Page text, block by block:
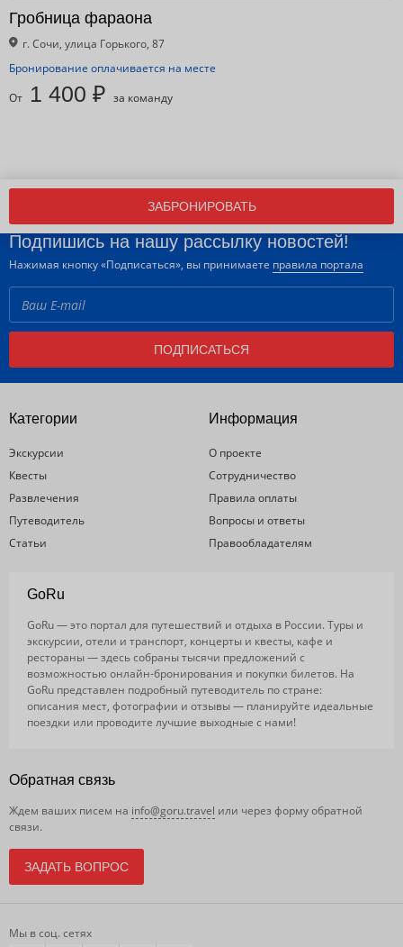
Гробница фараона
г. Сочи, улица Горького, 87
Бронирование оплачивается на месте
От 1 400 ₽ за команду
ЗАБРОНИРОВАТЬ
Подпишись на нашу рассылку новостей!
Нажимая кнопку «Подписаться», вы принимаете правила портала
ПОДПИСАТЬСЯ
Категории
Экскурсии
Квесты
Развлечения
Путеводитель
Статьи
Информация
О проекте
Сотрудничество
Правила оплаты
Вопросы и ответы
Правообладателям
GoRu
GoRu — это портал для путешествий и отдыха в России. Туры и
экскурсии, отели и транспорт, концерты и квесты, кафе и
рестораны — здесь собраны тысячи предложений с
возможностью онлайн-бронирования и покупки билетов. На
GoRu представлен подробный путеводитель по стране:
описания мест, фотографии и отзывы — планируйте идеальные
поездки или проводите лучшие выходные с нами!
Обратная связь
Ждем ваших писем на info@goru.travel или через форму обратной
связи.
ЗАДАТЬ ВОПРОС
Мы в соц. сетях